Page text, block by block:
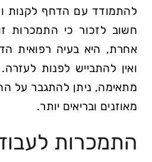
להתמודד עם הדחף לקנות
חשוב לזכור כי התמכרות
אחרת, היא בעיה רפואית
ואין להתבייש לפנות
מתאימה, ניתן להתגבר על
מאוזנים ובריאים יותר.
התמכרות